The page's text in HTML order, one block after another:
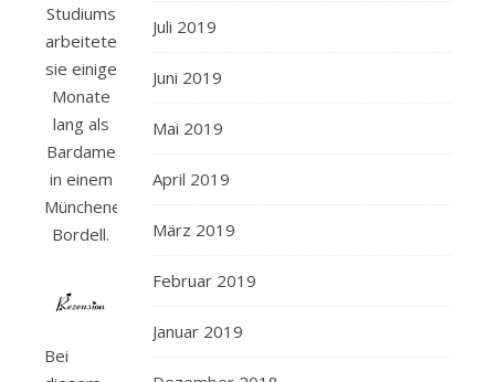
Studiums
arbeitete
sie einige
Monate
lang als
Bardame
in einem
Münchener
Bordell.
Bei
Juli 2019
Juni 2019
Mai 2019
April 2019
März 2019
Februar 2019
Januar 2019